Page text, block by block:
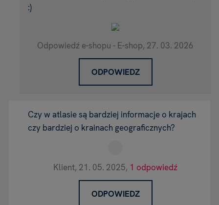
:)
Odpowiedź e-shopu - E-shop, 27. 03. 2026
ODPOWIEDZ
Czy w atlasie są bardziej informacje o krajach
czy bardziej o krainach geograficznych?
Klient, 21. 05. 2025, 1 odpowiedź
ODPOWIEDZ